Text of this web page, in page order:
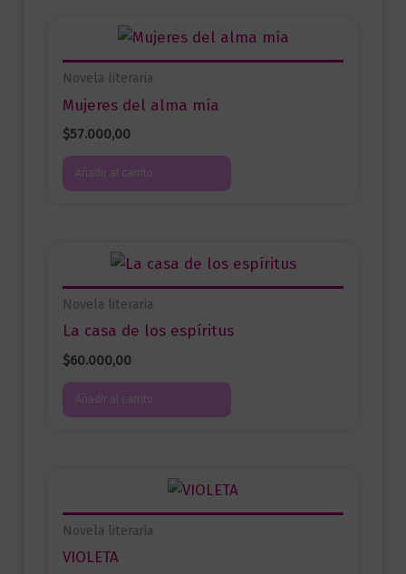
Novela literaria
Mujeres del alma mía
$57.000,00
Añadir al carrito
Novela literaria
La casa de los espíritus
$60.000,00
Añadir al carrito
Novela literaria
VIOLETA